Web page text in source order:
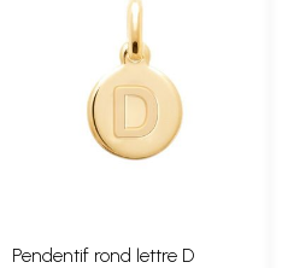
Pendentif rond lettre D